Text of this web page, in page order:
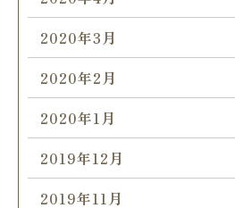
2020年3月
2020年2月
2020年1月
2019年12月
2019年11月